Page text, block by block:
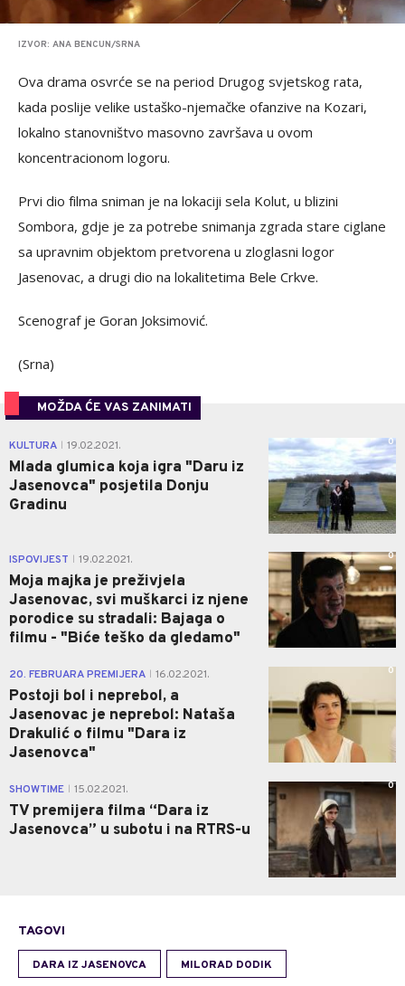
IZVOR: ANA BENCUN/SRNA
Ova drama osvrće se na period Drugog svjetskog rata,
kada poslije velike ustaško-njemačke ofanzive na Kozari,
lokalno stanovništvo masovno završava u ovom
koncentracionom logoru.
Prvi dio filma sniman je na lokaciji sela Kolut, u blizini
Sombora, gdje je za potrebe snimanja zgrada stare ciglane
sa upravnim objektom pretvorena u zloglasni logor
Jasenovac, a drugi dio na lokalitetima Bele Crkve.
Scenograf je Goran Joksimović.
(Srna)
MOŽDA ĆE VAS ZANIMATI
KULTURA 19.02.2021.
Mlada glumica koja igra "Daru iz
Jasenovca" posjetila Donju
Gradinu
0
ISPOVIJEST 19.02.2021.
Moja majka je preživjela
Jasenovac, svi muškarci iz njene
porodice su stradali: Bajaga o
filmu - "Biće teško da gledamo"
0
20. FEBRUARA PREMIJERA 16.02.2021.
Postoji bol i neprebol, a
Jasenovac je neprebol: Nataša
Drakulić o filmu "Dara iz
Jasenovca"
0
SHOWTIME 15.02.2021.
TV premijera filma “Dara iz
Jasenovca” u subotu i na RTRS-u
0
TAGOVI
DARA IZ JASENOVCA MILORAD DODIK